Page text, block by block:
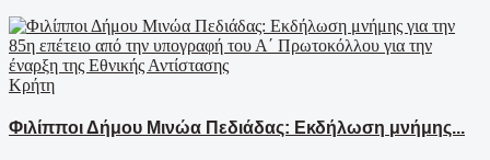
Κρήτη
Φιλίπποι Δήμου Μινώα Πεδιάδας: Εκδήλωση μνήμης...